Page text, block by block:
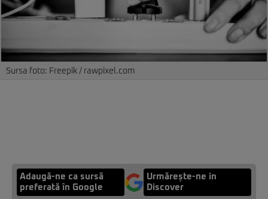
Sursa foto: Freepik / rawpixel.com
Adaugă-ne ca sursă
preferată în Google
Urmărește-ne in
Discover